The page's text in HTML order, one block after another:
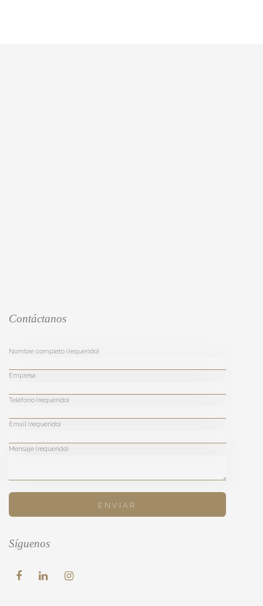
Contáctanos
Nombre completo (requerido)
Empresa
Teléfono (requerido)
Email (requerido)
Mensaje (requerido)
Síguenos